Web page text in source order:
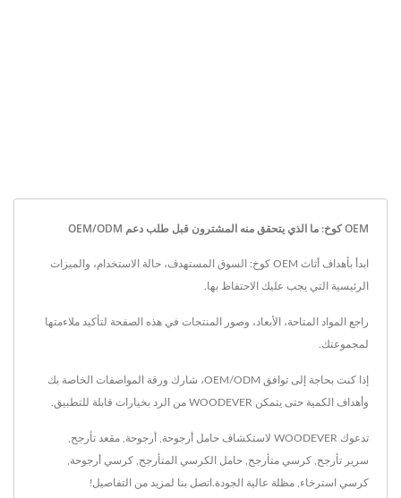
OEM كوخ: ما الذي يتحقق منه المشترون قبل طلب دعم OEM/ODM
ابدأ بأهداف أثاث OEM كوخ: السوق المستهدف، حالة الاستخدام، والميزات
الرئيسية التي يجب عليك الاحتفاظ بها.
راجع المواد المتاحة، الأبعاد، وصور المنتجات في هذه الصفحة لتأكيد ملاءمتها
لمجموعتك.
إذا كنت بحاجة إلى توافق OEM/ODM، شارك ورقة المواصفات الخاصة بك
وأهداف الكمية حتى يتمكن WOODEVER من الرد بخيارات قابلة للتطبيق.
تدعوك WOODEVER لاستكشاف حامل أرجوحة أرجوحة مقعد تأرجح
سرير تأرجح كرسي متأرجح حامل الكرسي المتأرجح كرسي أرجوحة
كرسي استرخاء مظلة عالية الجودة. اتصل بنا لمزيد من التفاصيل!